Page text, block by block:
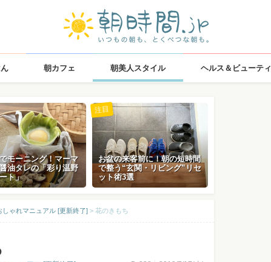
朝カフェ 朝美人スタイル ヘルス＆ビューティ
モーニング！マーマ
油タレの「彩り温野
ト」
お盆の来客前に！朝の短時間
で整う“玄関・リビング”リセ
ット術3選
注目
ゃれマニュアル [更新終了] > 花のきもち